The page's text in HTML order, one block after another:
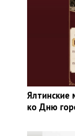
Ялтинские
ко Дню